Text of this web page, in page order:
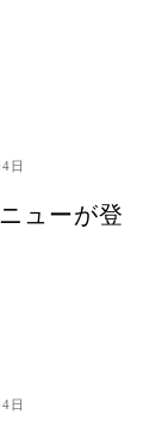
日
ューが登
日